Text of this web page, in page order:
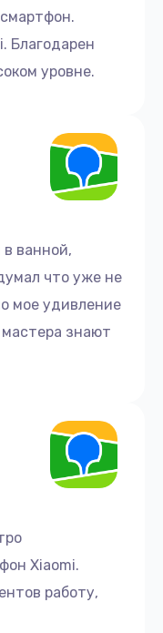
Благодарен
уровне.
ванной,
что уже не
мое удивление
мастера знают
Xiaomi.
работу,